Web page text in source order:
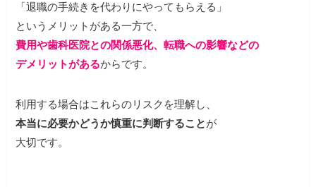
「退職の手続きを代わりにやってもらえる」
というメリットがある一方で、
費用や歯科医院との関係悪化、転職への影響などの
デメリットがあるからです。
利用する場合はこれらのリスクを理解し、
本当に必要かどうか慎重に判断することが
大切です。